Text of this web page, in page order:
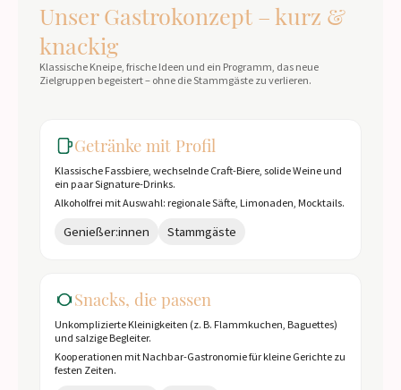
Unser Gastrokonzept – kurz &
knackig
Klassische Kneipe, frische Ideen und ein Programm, das neue
Zielgruppen begeistert – ohne die Stammgäste zu verlieren.
Getränke mit Profil
Klassische Fassbiere, wechselnde Craft-Biere, solide Weine und
ein paar Signature-Drinks.
Alkoholfrei mit Auswahl: regionale Säfte, Limonaden, Mocktails.
Genießer:innen Stammgäste
Snacks, die passen
Unkomplizierte Kleinigkeiten (z. B. Flammkuchen, Baguettes)
und salzige Begleiter.
Kooperationen mit Nachbar-Gastronomie für kleine Gerichte zu
festen Zeiten.